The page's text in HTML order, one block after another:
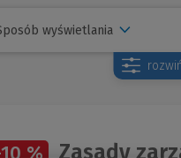
wyświetlania
rozwiń
Zasady